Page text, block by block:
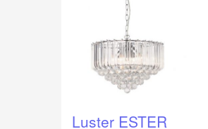
Luster ESTER